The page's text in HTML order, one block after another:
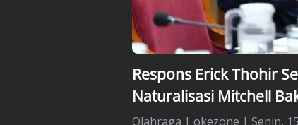
Respons Erick Thohir
Naturalisasi Mitchell
Olahraga | okezone | Senin,